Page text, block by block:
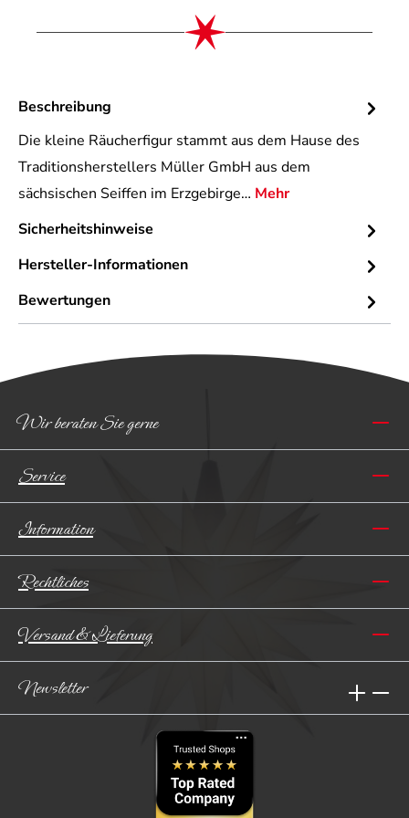
Beschreibung
Die kleine Räucherfigur stammt aus dem Hause des
Traditionsherstellers Müller GmbH aus dem
sächsischen Seiffen im Erzgebirge… Mehr
Sicherheitshinweise
Hersteller-Informationen
Bewertungen
Wir beraten Sie gerne
Service
Information
Rechtliches
Versand & Lieferung
Newsletter